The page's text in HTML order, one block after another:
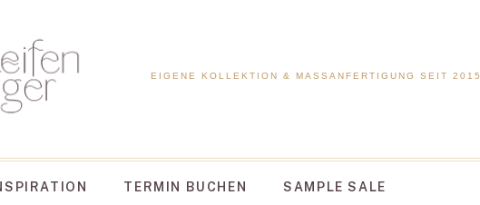
EIGENE KOLLEKTION & MASSANFERTIGUNG SEIT 2015
TERMIN BUCHEN SAMPLE SALE